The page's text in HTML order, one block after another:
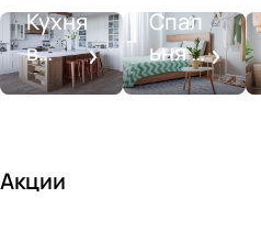
Кухня
в
стиле
Спал
ьня в
совре
Акции